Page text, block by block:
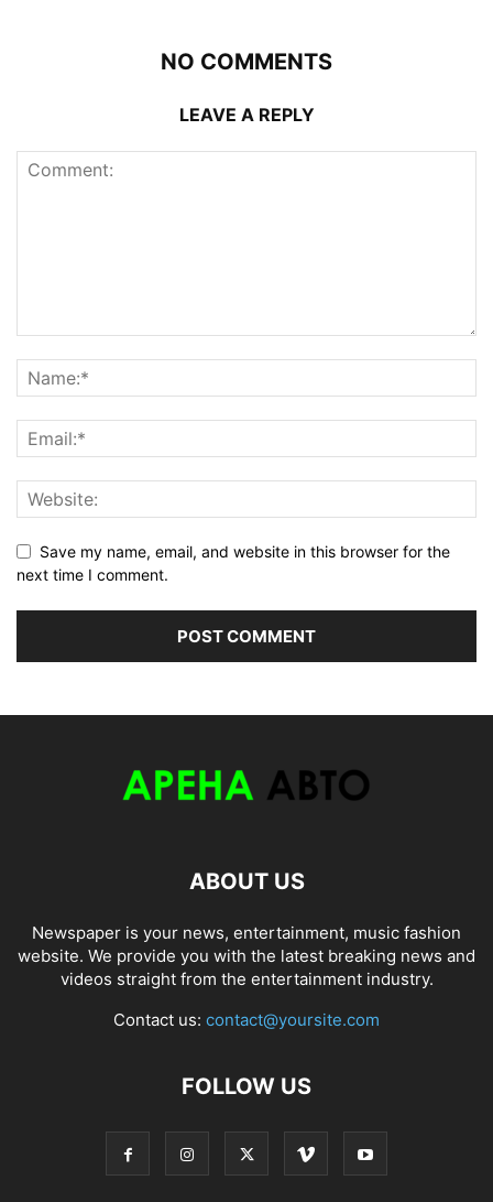
NO COMMENTS
LEAVE A REPLY
Save my name, email, and website in this browser for the
next time I comment.
ABOUT US
Newspaper is your news, entertainment, music fashion
website. We provide you with the latest breaking news and
videos straight from the entertainment industry.
Contact us: contact@yoursite.com
FOLLOW US